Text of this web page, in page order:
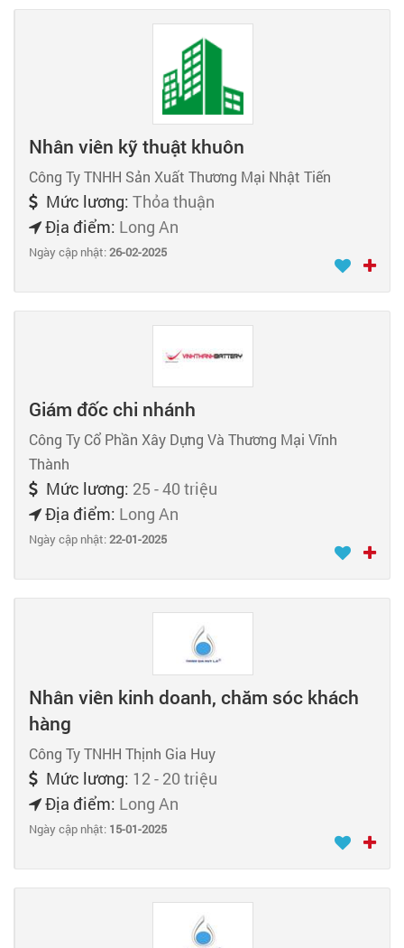
Nhân viên kỹ thuật khuôn
Công Ty TNHH Sản Xuất Thương Mại Nhật Tiến
Mức lương: Thỏa thuận
Địa điểm: Long An
Ngày cập nhật:26-02-2025
Giám đốc chi nhánh
Công Ty Cổ Phần Xây Dựng Và Thương Mại Vĩnh
Thành
Mức lương: 25 - 40 triệu
Địa điểm: Long An
Ngày cập nhật:22-01-2025
Nhân viên kinh doanh, chăm sóc khách
hàng
Công Ty TNHH Thịnh Gia Huy
Mức lương: 12 - 20 triệu
Địa điểm: Long An
Ngày cập nhật: 15-01-2025